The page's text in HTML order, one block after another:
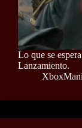
Lo que se
Lanzamiento.